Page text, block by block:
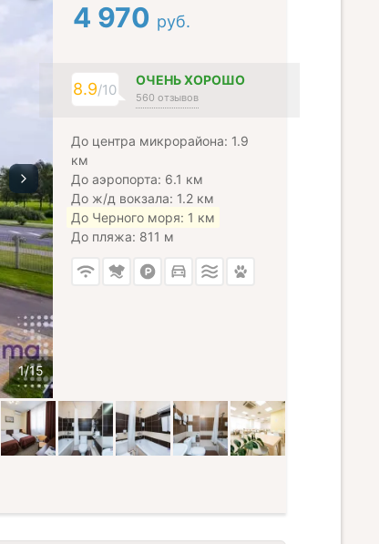
4 970 руб.
8.9/10
ОЧЕНЬ ХОРОШО
560 отзывов
До центра микрорайона: 1.9
км
До аэропорта: 6.1 км
До ж/д вокзала: 1.2 км
До Черного моря: 1 км
До пляжа: 811 м